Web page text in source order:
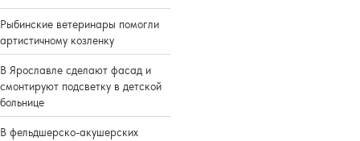
Рыбинские ветеринары помогли
артистичному козленку
В Ярославле сделают фасад и
смонтируют подсветку в детской
больнице
В фельдшерско-акушерских